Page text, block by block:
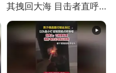
其拽回大海 目击者直呼
震惊 （视频来源：参考
消息）